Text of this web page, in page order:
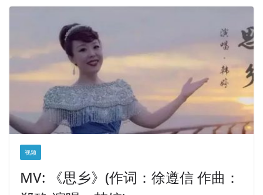
视频
MV: 《思乡》(作词：徐遵信 作曲：